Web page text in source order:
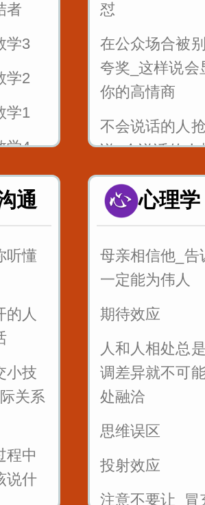
调到
刘郎
者
学3
学2
学1
学4
你我
_这
句话
怼
在公众场合被
夸奖_这样说会
你的高情商
不会说话的人
说_会说话的人
说
高情商的一句话
说话摄心术第
一个脏字不说_
回怼别人
一开口说话让
喜欢你
别人夸你_如何
回答_而不是阿
承
通
听懂
的人
小技
关系
程中
说什
心理学
母亲相信他_告
一定能为伟人
期待效应
人和人相处总
调差异就不可
处融洽
思维误区
投射效应
注意不要让_冒